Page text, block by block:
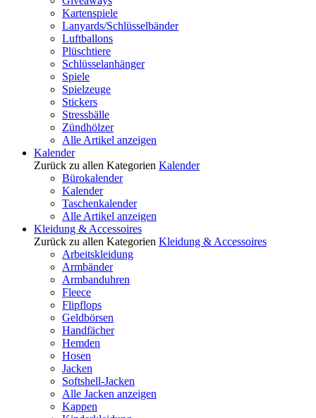
Kartenspiele
Lanyards/Schlüsselbänder
Luftballons
Plüschtiere
Schlüsselanhänger
Spiele
Spielzeuge
Stickers
Stressbälle
Zündhölzer
Alle Artikel anzeigen
Kalender
Zurück zu allen Kategorien Kalender
Bürokalender
Kalender
Taschenkalender
Alle Artikel anzeigen
Kleidung & Accessoires
Zurück zu allen Kategorien Kleidung & Accessoires
Arbeitskleidung
Armbänder
Armbanduhren
Fleece
Flipflops
Geldbörsen
Handfächer
Hemden
Hosen
Jacken
Softshell-Jacken
Alle Jacken anzeigen
Kappen